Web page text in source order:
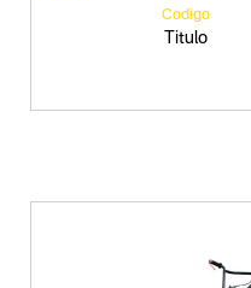
Titulo
Codigo